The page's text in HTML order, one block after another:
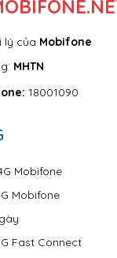
lý của Mobifone
MHTN
18001090
Mobifone
Mobifone
Fast Connect